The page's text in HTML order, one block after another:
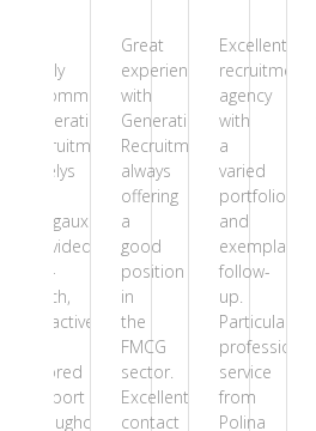
highly
recommend
Generations
Recruitment!
Maëlys
Margaux
provided
top-
notch,
proactive,
tailored
support
throughout
Great
experience
with
Generations
Recruitment,
always
offering
a
good
position
in
the
FMCG
sector.
Excellent
contact
Excellent
recruitment
agency
with
a
varied
portfolio
and
exemplary
follow-
up.
Particularly
professional
service
from
Polina